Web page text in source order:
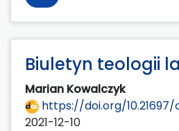
Biuletyn teologii
Marian Kowalczyk
https://doi.org/10.21697/
2021-12-10